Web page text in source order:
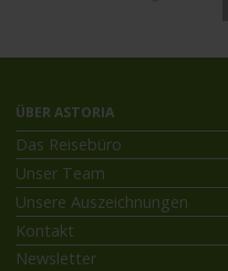
ÜBER ASTORIA
Das Reisebüro
Unser Team
Unsere Auszeichnungen
Kontakt
Newsletter